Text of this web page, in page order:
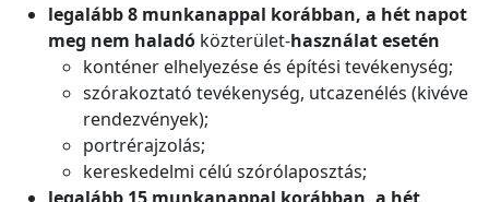
legalább 8 munkanappal korábban, a hét napot
meg nem haladó közterület-használat esetén
konténer elhelyezése és építési tevékenység;
szórakoztató tevékenység, utcazenélés (kivéve
rendezvények);
portrérajzolás;
kereskedelmi célú szórólaposztás;